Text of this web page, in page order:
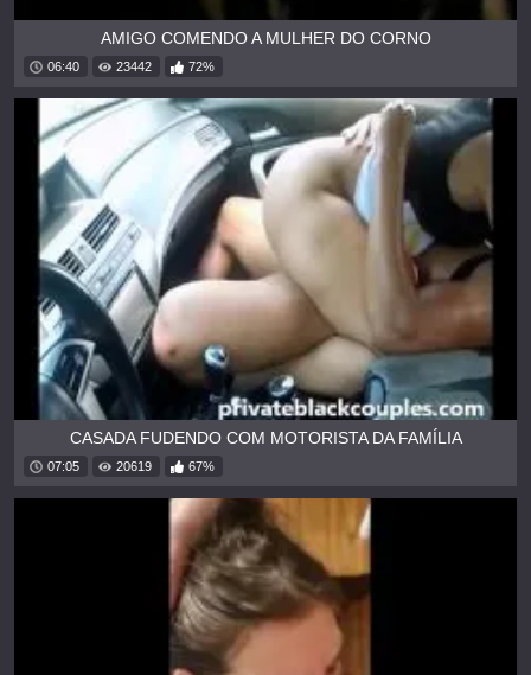
AMIGO COMENDO A MULHER DO CORNO
06:40 23442 72%
CASADA FUDENDO COM MOTORISTA DA FAMÍLIA
07:05 20619 67%